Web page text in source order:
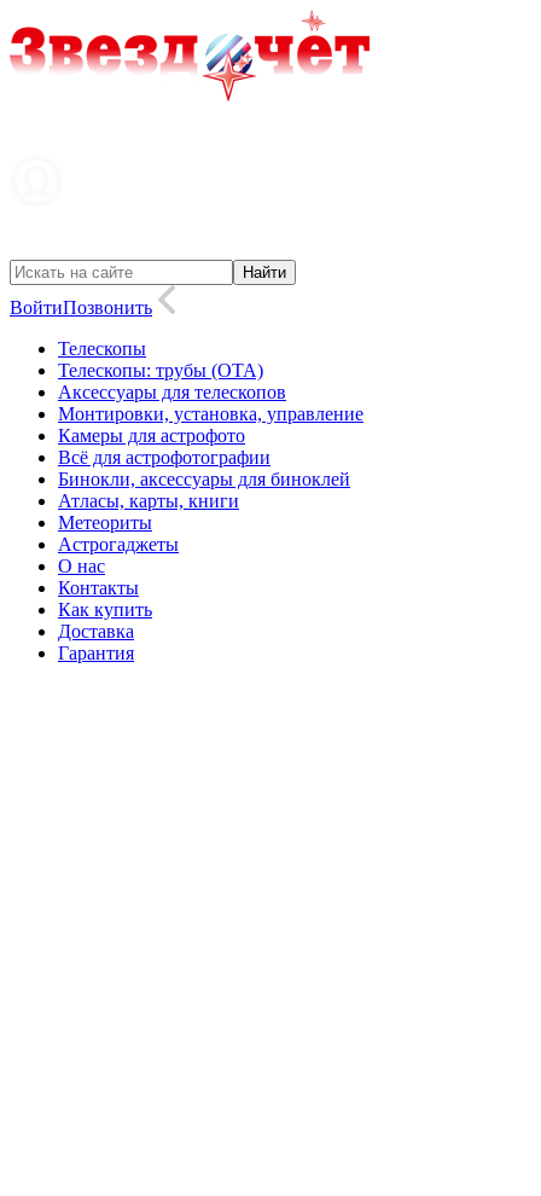
ВойтиПозвонить
Телескопы
Телескопы: трубы (OTA)
Аксессуары для телескопов
Монтировки, установка, управление
Камеры для астрофото
Всё для астрофотографии
Бинокли, аксессуары для биноклей
Атласы, карты, книги
Метеориты
Астрогаджеты
О нас
Контакты
Как купить
Доставка
Гарантия